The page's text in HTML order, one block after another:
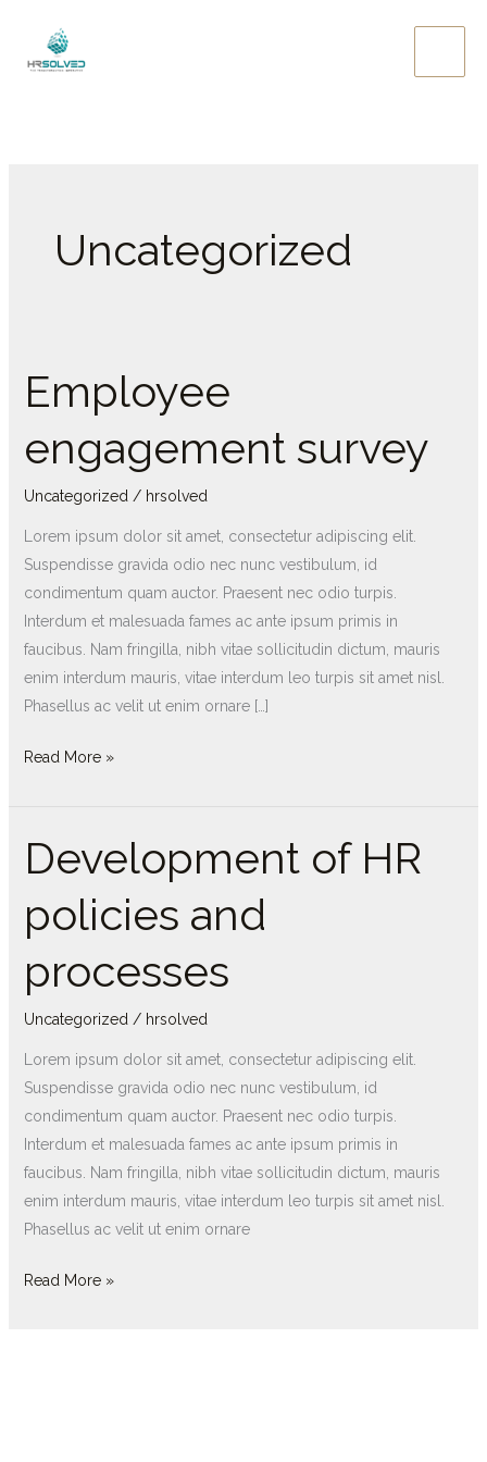
content
Uncategorized
Employee
engagement survey
Uncategorized / hrsolved
Lorem ipsum dolor sit amet, consectetur adipiscing elit.
Suspendisse gravida odio nec nunc vestibulum, id
condimentum quam auctor. Praesent nec odio turpis.
Interdum et malesuada fames ac ante ipsum primis in
faucibus. Nam fringilla, nibh vitae sollicitudin dictum, mauris
enim interdum mauris, vitae interdum leo turpis sit amet nisl.
Phasellus ac velit ut enim ornare […]
Employee
engagement
Read More »
Development of HR
policies and
processes
Uncategorized / hrsolved
Lorem ipsum dolor sit amet, consectetur adipiscing elit.
Suspendisse gravida odio nec nunc vestibulum, id
condimentum quam auctor. Praesent nec odio turpis.
Interdum et malesuada fames ac ante ipsum primis in
faucibus. Nam fringilla, nibh vitae sollicitudin dictum, mauris
enim interdum mauris, vitae interdum leo turpis sit amet nisl.
Phasellus ac velit ut enim ornare
Development
of
policies
processes
Read More »